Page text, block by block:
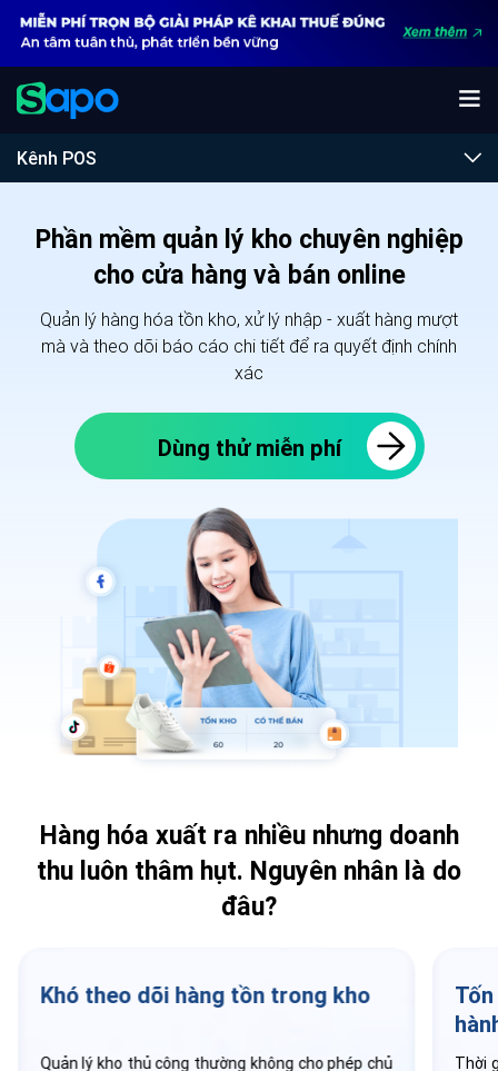
Kênh POS
Phần mềm quản lý kho chuyên nghiệp
cho cửa hàng và bán online
Quản lý hàng hóa tồn kho, xử lý nhập - xuất hàng mượt
mà và theo dõi báo cáo chi tiết để ra quyết định chính
xác
Dùng thử miễn phí
Hàng hóa xuất ra nhiều nhưng doanh
thu luôn thâm hụt. Nguyên nhân là do
đâu?
Khó theo dõi hàng tồn trong kho
Quản lý kho thủ công thường không cho phép chủ
Thời